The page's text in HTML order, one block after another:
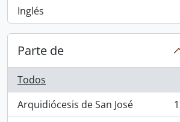
Inglés
, 1 resultados
Parte de
Todos
Arquidiócesis de San José
, 13 resultados